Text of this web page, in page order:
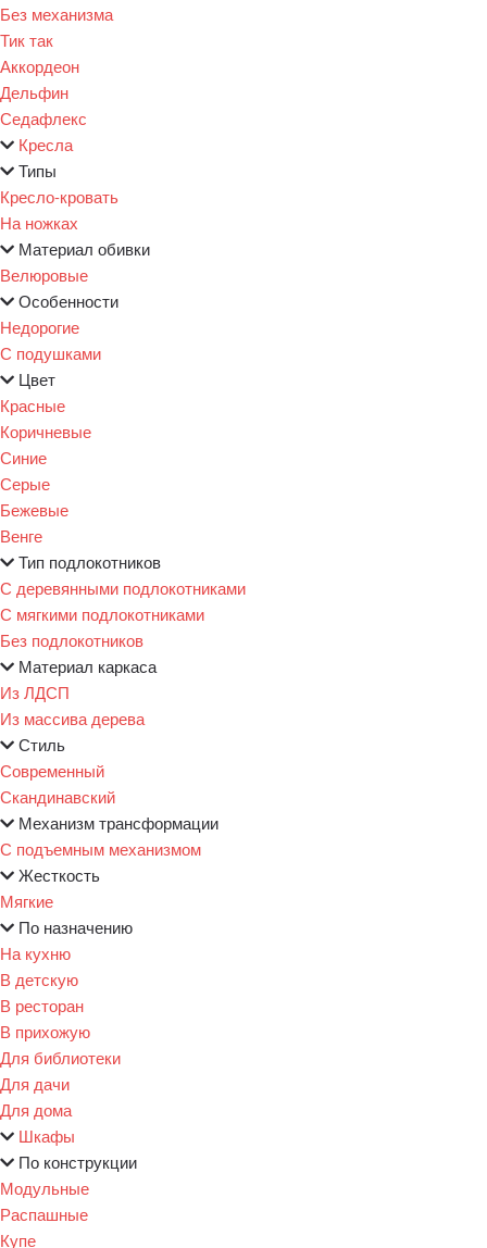
Без механизма
Тик так
Аккордеон
Дельфин
Седафлекс
Кресла
Типы
Кресло-кровать
На ножках
Материал обивки
Велюровые
Особенности
Недорогие
С подушками
Цвет
Красные
Коричневые
Синие
Серые
Бежевые
Венге
Тип подлокотников
С деревянными подлокотниками
С мягкими подлокотниками
Без подлокотников
Материал каркаса
Из ЛДСП
Из массива дерева
Стиль
Современный
Скандинавский
Механизм трансформации
С подъемным механизмом
Жесткость
Мягкие
По назначению
На кухню
В детскую
В ресторан
В прихожую
Для библиотеки
Для дачи
Для дома
Шкафы
По конструкции
Модульные
Распашные
Купе